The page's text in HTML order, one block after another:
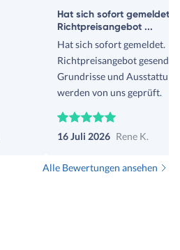
Hat sich sofort gemeldet.
Richtpreisangebot ...
Hat sich sofort gemeldet.
Richtpreisangebot gesendet.
Grundrisse und Ausstattung
werden von uns geprüft.
16 Juli 2026 Rene K.
Alle Bewertungen ansehen